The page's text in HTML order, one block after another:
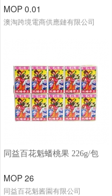
MOP 0.01
澳淘跨境電商供應鏈有限公司
同益百花魁蟠桃果 226g/包
MOP 26
同益百花魁酱園有限公司